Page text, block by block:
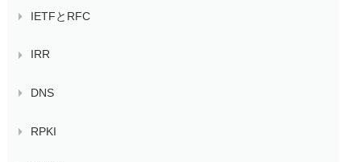
IETFとRFC
IRR
DNS
RPKI